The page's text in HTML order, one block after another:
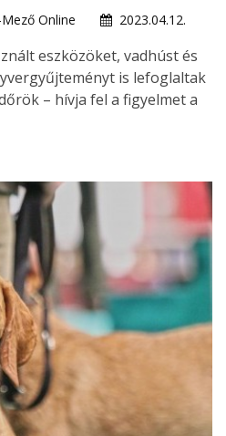
Online
2023.04.12.
eszközöket, vadhúst és
is lefoglaltak
– hívja fel a figyelmet a